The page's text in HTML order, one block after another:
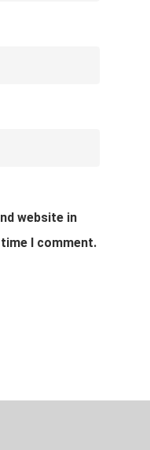
website in
I comment.